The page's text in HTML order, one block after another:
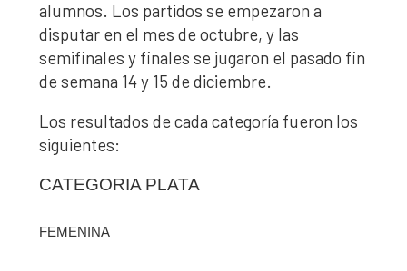
alumnos. Los partidos se empezaron a
disputar en el mes de octubre, y las
semifinales y finales se jugaron el pasado fin
de semana 14 y 15 de diciembre.
Los resultados de cada categoría fueron los
siguientes:
CATEGORIA PLATA
FEMENINA